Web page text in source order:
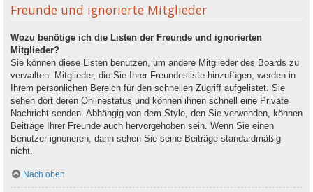
Freunde und ignorierte Mitglieder
Wozu benötige ich die Listen der Freunde und ignorierten
Mitglieder?
Sie können diese Listen benutzen, um andere Mitglieder des Boards zu
verwalten. Mitglieder, die Sie Ihrer Freundesliste hinzufügen, werden in
Ihrem persönlichen Bereich für den schnellen Zugriff aufgelistet. Sie
sehen dort deren Onlinestatus und können ihnen schnell eine Private
Nachricht senden. Abhängig von dem Style, den Sie verwenden, können
Beiträge Ihrer Freunde auch hervorgehoben sein. Wenn Sie einen
Benutzer ignorieren, dann sehen Sie seine Beiträge standardmäßig
nicht.
Nach oben